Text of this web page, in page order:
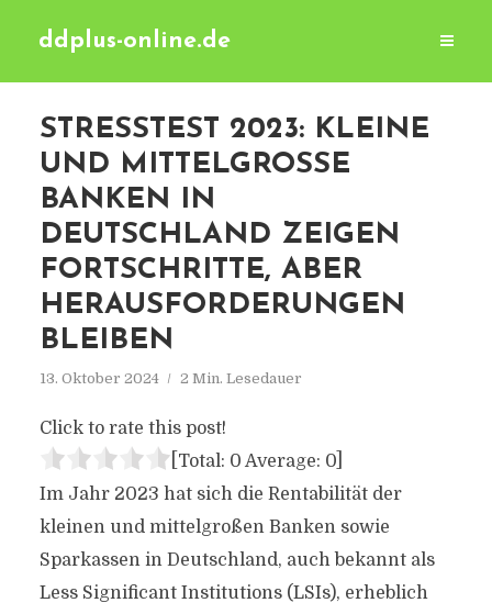
ddplus-online.de
STRESSTEST 2023: KLEINE
UND MITTELGROSSE B
ANKEN IN D
EUTSCHLAND ZEIGEN F
ORTSCHRITTE, ABER H
ERAUSFORDERUNGEN B
LEIBEN
13. Oktober 2024 2 Min. Lesedauer
Click to rate this post!
[Total: 0 Average: 0]
Im Jahr 2023 hat sich die Rentabilität der
kleinen und mittelgroßen Banken sowie
Sparkassen in Deutschland, auch bekannt als
Less Significant Institutions (LSIs), erheblich